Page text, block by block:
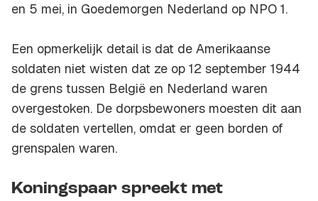
en 5 mei, in Goedemorgen Nederland op NPO 1.
Een opmerkelijk detail is dat de Amerikaanse
soldaten niet wisten dat ze op 12 september 1944
de grens tussen België en Nederland waren
overgestoken. De dorpsbewoners moesten dit aan
de soldaten vertellen, omdat er geen borden of
grenspalen waren.
Koningspaar spreekt met